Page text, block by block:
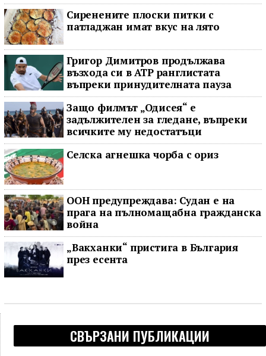
Сиренените плоски питки с
патладжан имат вкус на лято
Григор Димитров продължава
възхода си в ATP ранглистата
въпреки принудителната пауза
Защо филмът „Одисея“ е
задължителен за гледане, въпреки
всичките му недостатъци
Селска агнешка чорба с ориз
ООН предупреждава: Судан е на
прага на пълномащабна гражданска
война
„Вакханки“ пристига в България
през есента
СВЪРЗАНИ ПУБЛИКАЦИИ